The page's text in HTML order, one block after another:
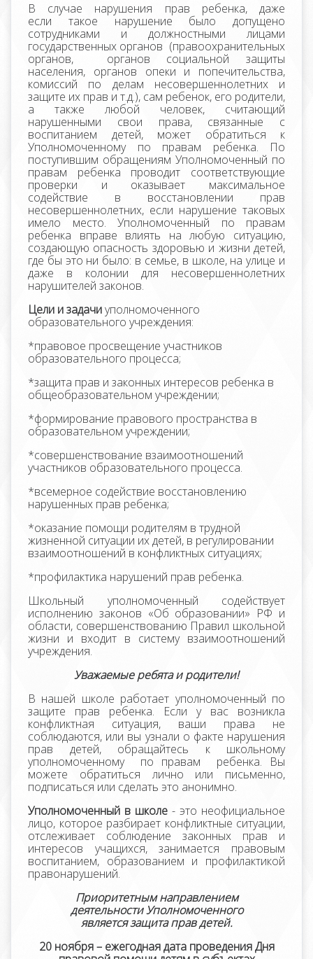
В случае нарушения прав ребенка, даже
если такое нарушение было допущено
сотрудниками и должностными лицами
государственных органов (правоохранительных
органов, органов социальной защиты
населения, органов опеки и попечительства,
комиссий по делам несовершеннолетних и
защите их прав и т.д.), сам ребенок, его родители,
а также любой человек, считающий
нарушенными свои права, связанные с
воспитанием детей, может обратиться к
Уполномоченному по правам ребенка. По
поступившим обращениям Уполномоченный по
правам ребенка проводит соответствующие
проверки и оказывает максимальное
содействие в восстановлении прав
несовершеннолетних, если нарушение таковых
имело место. Уполномоченный по правам
ребенка вправе влиять на любую ситуацию,
создающую опасность здоровью и жизни детей,
где бы это ни было: в семье, в школе, на улице и
даже в колонии для несовершеннолетних
нарушителей законов.
Цели и задачиуполномоченного
образовательного учреждения:
*правовое просвещение участников
образовательного процесса;
*защита прав и законных интересов ребенка в
общеобразовательном учреждении;
*формирование правового пространства в
образовательном учреждении;
*совершенствование взаимоотношений
участников образовательного процесса.
*всемерное содействие восстановлению
нарушенных прав ребенка;
*оказание помощи родителям в трудной
жизненной ситуации их детей, в регулировании
взаимоотношений в конфликтных ситуациях;
*профилактика нарушений прав ребенка.
Школьный уполномоченный содействует
исполнению законов «Об образовании» РФ и
области, совершенствованию Правил школьной
жизни и входит в систему взаимоотношений
учреждения.
Уважаемые ребята и родители!
В нашей школе работает уполномоченный по
защите прав ребенка. Если у вас возникла
конфликтная ситуация, ваши права не
соблюдаются, или вы узнали о факте нарушения
прав детей, обращайтесь к школьному
уполномоченному по правам ребенка. Вы
можете обратиться лично или письменно,
подписаться или сделать это анонимно.
Уполномоченный в школе - это неофициальное
лицо, которое разбирает конфликтные ситуации,
отслеживает соблюдение законных прав и
интересов учащихся, занимается правовым
воспитанием, образованием и профилактикой
правонарушений.
Приоритетным направлением
деятельностиУполномоченного
является защита прав детей.
20 ноября– ежегоднаядата проведения Дня